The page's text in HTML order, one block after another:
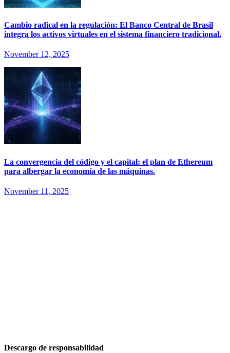
Cambio radical en la regulación: El Banco Central de Brasil
integra los activos virtuales en el sistema financiero tradicional.
November 12, 2025
La convergencia del código y el capital: el plan de Ethereum
para albergar la economía de las máquinas.
November 11, 2025
Descargo de responsabilidad